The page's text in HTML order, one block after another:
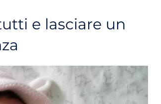
e lasciare un